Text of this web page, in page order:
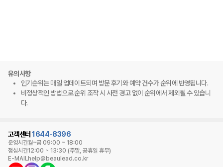
유의사항
인기순위는 매일 업데이트되며 방문 후기와 예약 건수가 순위에 반영됩니다.
비정상적인 방법으로 순위 조작 시 사전 경고 없이 순위에서 제외될 수 있습니
다.
고객센터 1644-8396
운영시간월~금 09:00 ~ 18:00
점심시간12:00 ~ 13:30 (주말, 공휴일 휴무)
E-MAILhelp@beaulead.co.kr